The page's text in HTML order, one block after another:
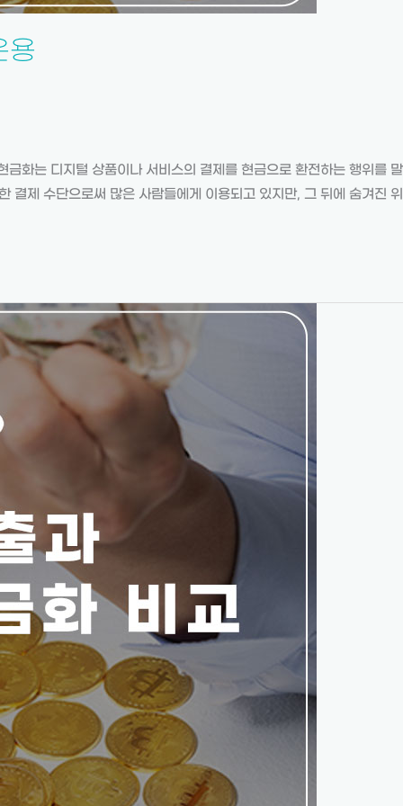
용
화는 디지털 상품이나 서비스의 결제를 현금으로 환전하는 행위를
결제 수단으로써 많은 사람들에게 이용되고 있지만, 그 뒤에 숨겨진